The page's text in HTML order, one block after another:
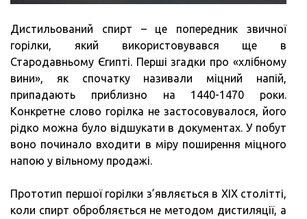
Дистильований спирт – це попередник звичної
горілки, який використовувався ще в
Стародавньому Єгипті. Перші згадки про «хлібному
вини», як спочатку називали міцний напій,
припадають приблизно на 1440-1470 роки.
Конкретне слово горілка не застосовувалося, його
рідко можна було відшукати в документах. У побут
воно починало входити в міру поширення міцного
напою у вільному продажі.
Прототип першої горілки з’являється в XIX столітті,
коли спирт обробляється не методом дистиляції, а